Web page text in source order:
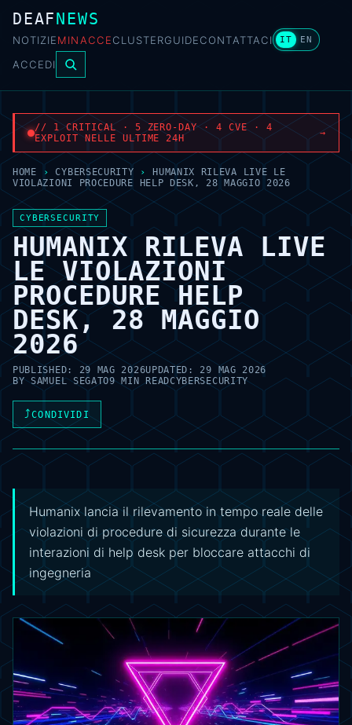
DEAFNEWS
NOTIZIEMINACCECLUSTERGUIDECONTATTACI IT EN
ACCEDI
// 1 CRITICAL · 5 ZERO-DAY · 4 CVE · 4
EXPLOIT NELLE ULTIME 24H
→
HOME › CYBERSECURITY ›
HUMANIX RILEVA LIVE LE
VIOLAZIONI PROCEDURE HELP DESK, 28 MAGGIO 2026
CYBERSECURITY
HUMANIX RILEVA LIVE
LE VIOLAZIONI
PROCEDURE HELP
DESK, 28 MAGGIO
2026
PUBLISHED: 29 MAG 2026UPDATED: 29 MAG 2026
BYSAMUEL SEGATO9 MIN READCYBERSECURITY
⤴CONDIVIDI
Humanix lancia il rilevamento in tempo reale delle
violazioni di procedure di sicurezza durante le
interazioni di help desk per bloccare attacchi di
ingegneria